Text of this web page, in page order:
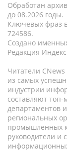
Обработан
до 08.2026 годы.
Ключевых фраз
724586.
Создано
Редакция
Читатели
из самых
индустрии
составляют
департаментов
региональных
промышленных
руководители и